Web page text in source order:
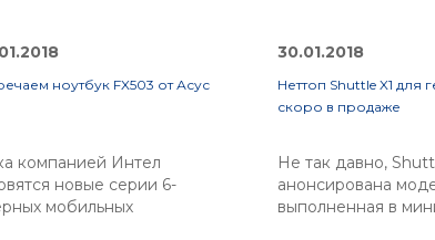
ноутбук FX503 от Асус
компанией Интел
новые серии 6-
мобильных
30.01.2018
Неттоп Shuttle X1 для
скоро в продаже
Не так давно,
анонсирована
выполненная в